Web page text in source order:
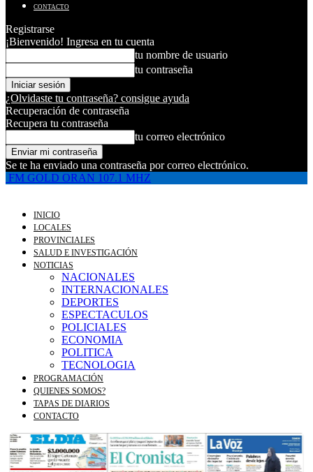
CONTACTO
Registrarse
¡Bienvenido! Ingresa en tu cuenta
tu nombre de usuario
tu contraseña
¿Olvidaste tu contraseña? consigue ayuda
Recuperación de contraseña
Recupera tu contraseña
tu correo electrónico
Se te ha enviado una contraseña por correo electrónico.
FM GOLD ORAN 107.1 MHZ
INICIO
LOCALES
PROVINCIALES
SALUD E INVESTIGACIÓN
NOTICIAS
NACIONALES
INTERNACIONALES
DEPORTES
ESPECTACULOS
POLICIALES
ECONOMIA
POLITICA
TECNOLOGIA
PROGRAMACIÓN
QUIENES SOMOS?
TAPAS DE DIARIOS
CONTACTO